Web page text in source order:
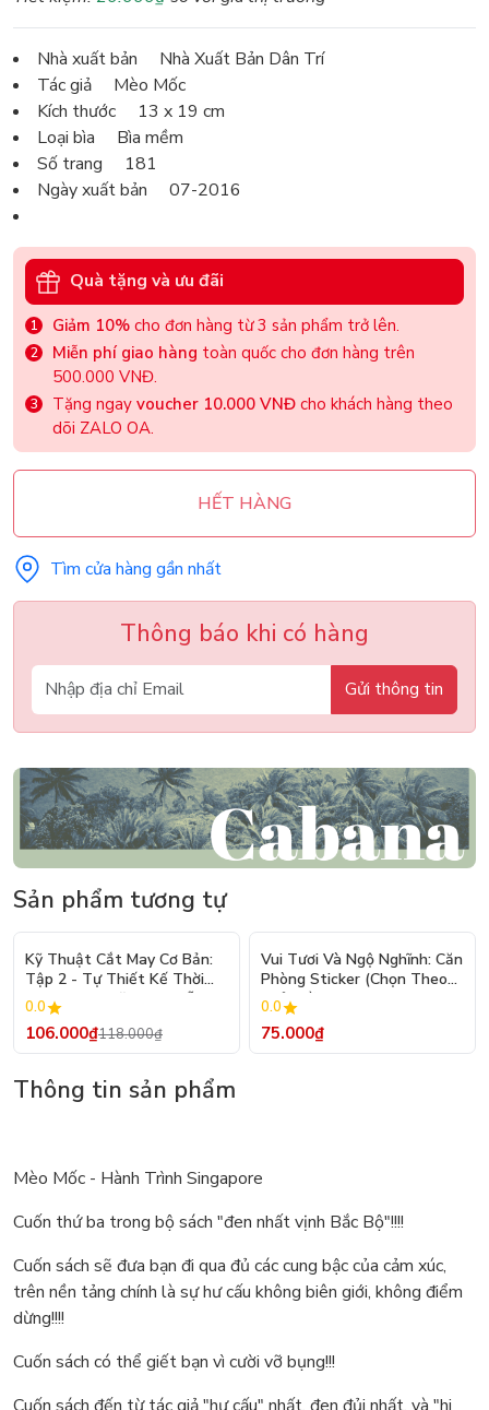
Nhà xuất bản Nhà Xuất Bản Dân Trí
Tác giả Mèo Mốc
Kích thước 13 x 19 cm
Loại bìa Bìa mềm
Số trang 181
Ngày xuất bản 07-2016
Quà tặng và ưu đãi
Giảm 10% cho đơn hàng từ 3 sản phẩm trở lên.
Miễn phí giao hàng toàn quốc cho đơn hàng trên
500.000 VNĐ.
Tặng ngay voucher 10.000 VNĐ cho khách hàng theo
dõi ZALO OA.
HẾT HÀNG
Tìm cửa hàng gần nhất
Thông báo khi có hàng
Gửi thông tin
Sản phẩm tương tự
- 10%
Kỹ Thuật Cắt May Cơ Bản:
Tập 2 - Tự Thiết Kế Thời
Trang Nam Nữ - Tạo Mẫu
Rập - Kỹ Thuật Nhảy Size
0.0
106.000₫118.000₫
Vui Tươi Và Ngộ Nghĩnh: Căn
Phòng Sticker (Chọn Theo
Chủ Đề) - Hơn 250 Sticker
0.0
75.000₫
Thông tin sản phẩm
Mèo Mốc - Hành Trình Singapore
Cuốn thứ ba trong bộ sách "đen nhất vịnh Bắc Bộ"!!!!
Cuốn sách sẽ đưa bạn đi qua đủ các cung bậc của cảm xúc,
trên nền tảng chính là sự hư cấu không biên giới, không điểm
dừng!!!!
Cuốn sách có thể giết bạn vì cười vỡ bụng!!!